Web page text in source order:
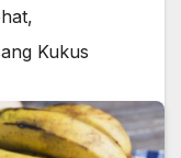
,
Kukus